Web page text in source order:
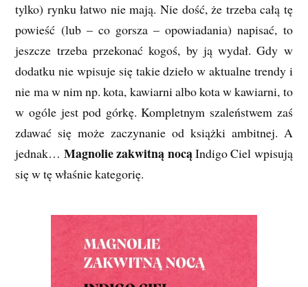
tylko) rynku łatwo nie mają. Nie dość, że trzeba całą tę
powieść (lub – co gorsza – opowiadania) napisać, to
jeszcze trzeba przekonać kogoś, by ją wydał. Gdy w
dodatku nie wpisuje się takie dzieło w aktualne trendy i
nie ma w nim np. kota, kawiarni albo kota w kawiarni, to
w ogóle jest pod górkę. Kompletnym szaleństwem zaś
zdawać się może zaczynanie od książki ambitnej. A
jednak… Magnolie zakwitną nocąIndigo Ciel wpisują
się w tę właśnie kategorię.